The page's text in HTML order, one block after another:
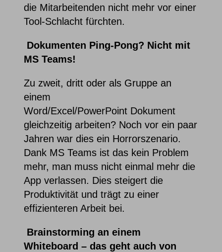
die Mitarbeitenden nicht mehr vor einer
Tool-Schlacht fürchten.
Dokumenten Ping-Pong? Nicht mit
MS Teams!
Zu zweit, dritt oder als Gruppe an
einem
Word/Excel/PowerPoint Dokument
gleichzeitig arbeiten? Noch vor ein paar
Jahren war dies ein Horrorszenario.
Dank MS Teams ist das kein Problem
mehr, man muss nicht einmal mehr die
App verlassen. Dies steigert die
Produktivität und trägt zu einer
effizienteren Arbeit bei.
Brainstorming an einem
Whiteboard – das geht auch von